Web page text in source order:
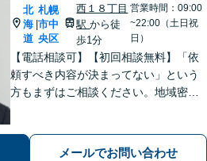
北
海
道
|
札幌
市中
央区
西１８丁目
駅から徒
歩1分
営業時間：09:00
~22:00（土日祝
日）
【電話相談可】【初回相談無料】「依
頼すべき内容が決まってない」という
方もまずはご相談ください。地域密着
解決を目指します。刑事事件、離婚問
メールでお問い合わせ